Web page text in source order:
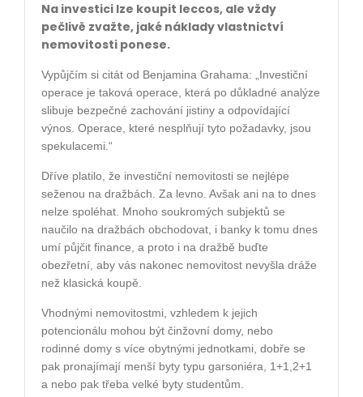
Na investici lze koupit leccos, ale vždy
pečlivě zvažte, jaké náklady vlastnictví
nemovitosti ponese.
Vypůjčím si citát od Benjamina Grahama: „Investiční
operace je taková operace, která po důkladné analýze
slibuje bezpečné zachování jistiny a odpovídající
výnos. Operace, které nesplňují tyto požadavky, jsou
spekulacemi.“
Dříve platilo, že investiční nemovitosti se nejlépe
seženou na dražbách. Za levno. Avšak ani na to dnes
nelze spoléhat. Mnoho soukromých subjektů se
naučilo na dražbách obchodovat, i banky k tomu dnes
umí půjčit finance, a proto i na dražbě buďte
obezřetní, aby vás nakonec nemovitost nevyšla dráže
než klasická koupě.
Vhodnými nemovitostmi, vzhledem k jejich
potencionálu mohou být činžovní domy, nebo
rodinné domy s více obytnými jednotkami, dobře se
pak pronajímají menší byty typu garsoniéra, 1+1,2+1
a nebo pak třeba velké byty studentům.